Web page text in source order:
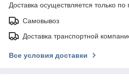
Доставка осуществляется только по
Самовывоз
Доставка транспортной
Все условия доставки